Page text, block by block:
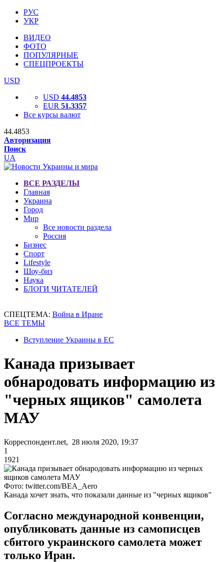
РУС
УКР
ВИДЕО
ФОТО
ПОПУЛЯРНЫЕ
СПЕЦПРОЕКТЫ
USD
USD 44.4853
EUR 51.3357
Все курсы валют
44.4853
Авторизация
Поиск
UA
ВСЕ РАЗДЕЛЫ
Главная
Украина
Город
Мир
Все новости раздела
Россия
Бизнес
Спорт
Lifestyle
Шоу-биз
Наука
БЛОГИ ЧИТАТЕЛЕЙ
СПЕЦТЕМА: Война в Иране
ВСЕ ТЕМЫ
Вступление Украины в ЕС
Канада призывает
обнародовать информацию из
"черных ящиков" самолета
МАУ
Корреспондент.net, 28 июля 2020, 19:37
1
1921
Фото: twitter.com/BEA_Aero
Канада хочет знать, что показали данные из "черных ящиков"
Согласно международной конвенции,
опубликовать данные из самописцев
сбитого украинского самолета может
только Иран.